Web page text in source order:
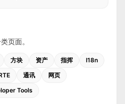
页面。
方块 资产 指挥
I18n
通讯
网页
Tools